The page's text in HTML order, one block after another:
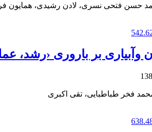
حسن فتحی نسری، لادن رشیدی، همایون
وآبیاری بر باروری ‹رشد،
فخر طباطبایی، تقی اکبری